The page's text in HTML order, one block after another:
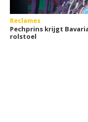
Reclames
Pechprins krijgt
rolstoel